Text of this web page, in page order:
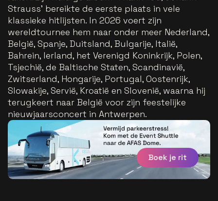
Strauss' bereikte de eerste plaats in vele
klassieke hitlijsten. In 2026 voert zijn
wereldtournee hem naar onder meer Nederland,
België, Spanje, Duitsland, Bulgarije, Italië,
Bahrein, Ierland, het Verenigd Koninkrijk, Polen,
Tsjechië, de Baltische Staten, Scandinavië,
Zwitserland, Hongarije, Portugal, Oostenrijk,
Slowakije, Servië, Kroatië en Slovenië, waarna hij
terugkeert naar België voor zijn feestelijke
nieuwjaarsconcert in Antwerpen.
Boek je rit